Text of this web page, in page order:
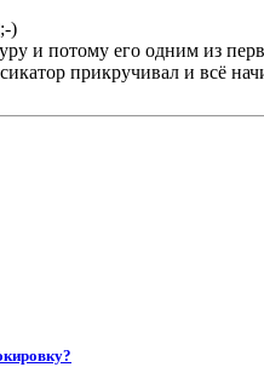
и потому его одним из
прикручивал и всё